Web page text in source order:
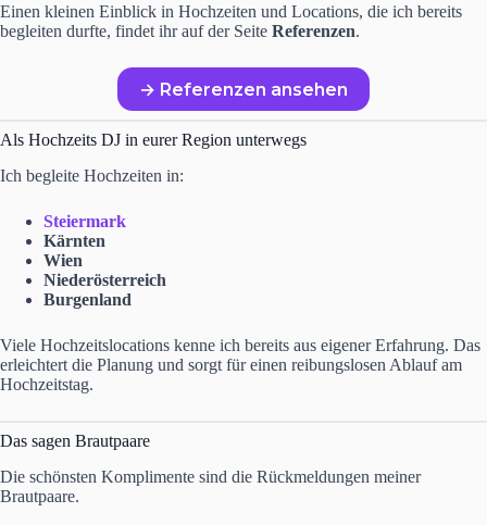
Einen kleinen Einblick in Hochzeiten und Locations, die ich bereits
begleiten durfte, findet ihr auf der Seite Referenzen.
→ Referenzen ansehen
Als Hochzeits DJ in eurer Region unterwegs
Ich begleite Hochzeiten in:
Steiermark
Kärnten
Wien
Niederösterreich
Burgenland
Viele Hochzeitslocations kenne ich bereits aus eigener Erfahrung. Das
erleichtert die Planung und sorgt für einen reibungslosen Ablauf am
Hochzeitstag.
Das sagen Brautpaare
Die schönsten Komplimente sind die Rückmeldungen meiner
Brautpaare.